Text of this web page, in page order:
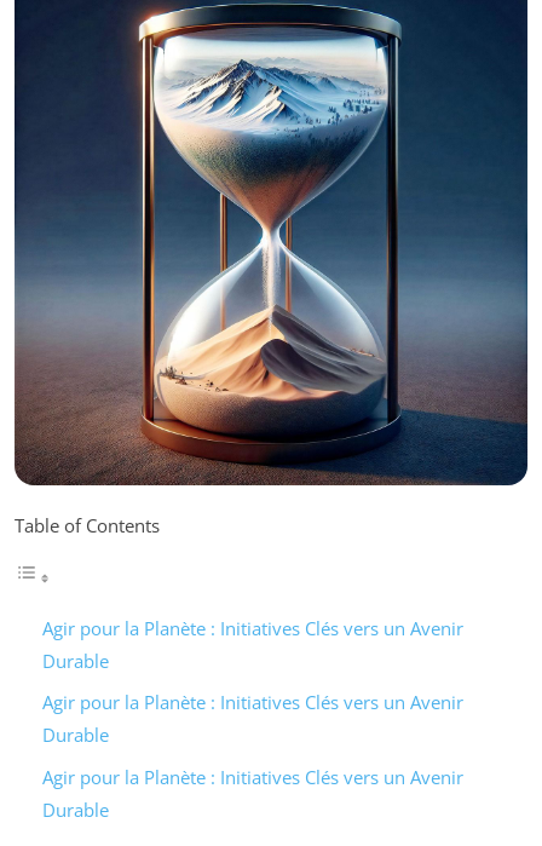
Table of Contents
Agir pour la Planète : Initiatives Clés vers un Avenir
Durable
Agir pour la Planète : Initiatives Clés vers un Avenir
Durable
Agir pour la Planète : Initiatives Clés vers un Avenir
Durable